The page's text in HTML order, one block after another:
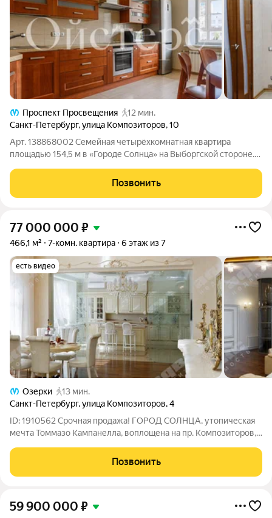
Проспект Просвещения
12 мин.
Санкт-Петербург,улица Композиторов,10
Арт. 138868002 Семейная четырёхкомнатная квартира
площадью 154,5 м в «Городе Солнца» на Выборгской стороне.
на застеклённую лоджию, прихожую с вместительным
встроенным шкафом, кладовую,
Позвонить
77 000 000 ₽
466,1 м² 7-комн. квартира 6 этаж из 7
есть видео
Озерки
13 мин.
Санкт-Петербург,улица Композиторов,4
ID: 1910562 Срочная продажа! ГОРОД СОЛНЦА, утопическая
мечта Томмазо Кампанелла, воплощена на пр. Композиторов,
архитектурном проекте ЖК бизнес-класса! Идеальное
соседство зеленого массива двора-сада с
Позвонить
59 900 000 ₽